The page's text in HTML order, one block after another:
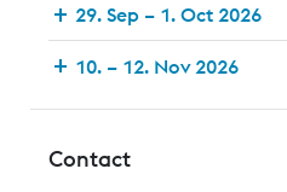
29. Sep – 1. Oct 2026
10. – 12. Nov 2026
Contact